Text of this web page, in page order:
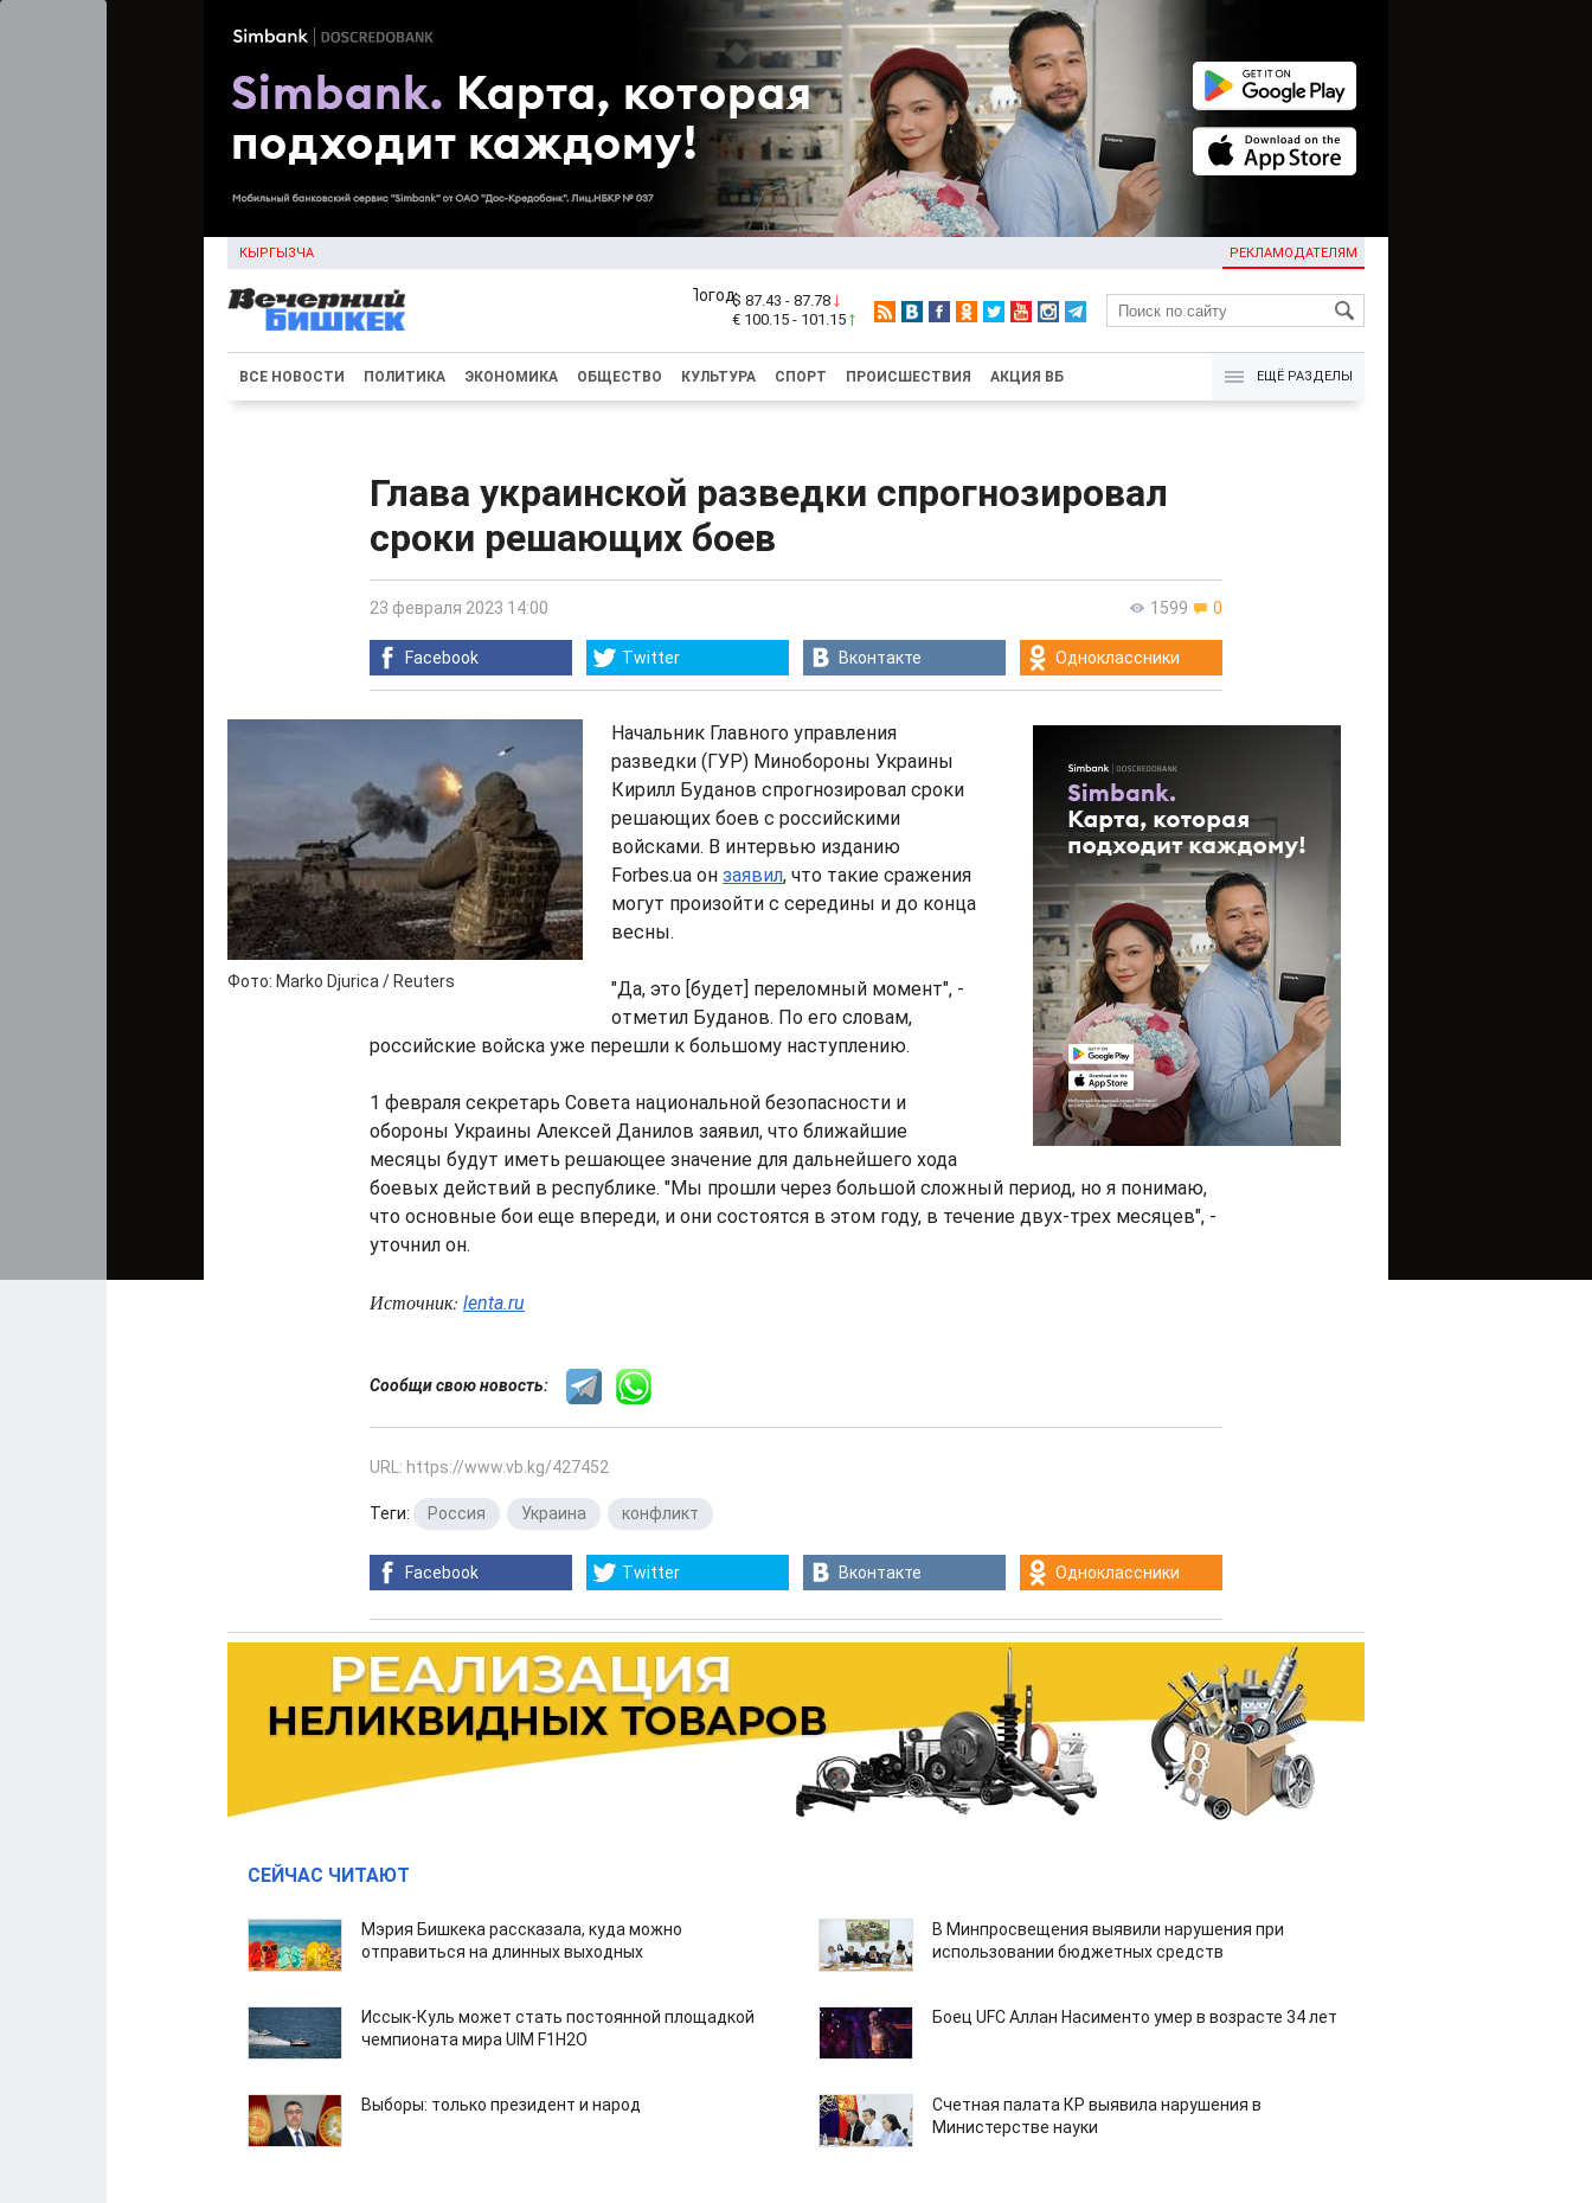
КЫРГЫЗЧА РЕКЛАМОДАТЕЛЯМ
KG
$ 87.43 - 87.78
€ 100.15 - 101.15
ВСЕ НОВОСТИ ПОЛИТИКА ЭКОНОМИКА ОБЩЕСТВО КУЛЬТУРА СПОРТ ПРОИСШЕСТВИЯ АКЦИЯ ВБ ЕЩЁ РАЗДЕЛЫ
Глава украинской разведки спрогнозировал
сроки решающих боев
1599 0
23 февраля 2023 14:00
Facebook Twitter Вконтакте Одноклассники
Фото: Marko Djurica / Reuters
Начальник Главного управления
разведки (ГУР) Минобороны Украины
Кирилл Буданов спрогнозировал сроки
решающих боев с российскими
войсками. В интервью изданию
Forbes.ua он заявил, что такие сражения
могут произойти с середины и до конца
весны.
"Да, это [будет] переломный момент", -
отметил Буданов. По его словам,
российские войска уже перешли к большому наступлению.
1 февраля секретарь Совета национальной безопасности и
обороны Украины Алексей Данилов заявил, что ближайшие
месяцы будут иметь решающее значение для дальнейшего хода
боевых действий в республике. "Мы прошли через большой сложный период, но я понимаю,
что основные бои еще впереди, и они состоятся в этом году, в течение двух-трех месяцев", -
уточнил он.
Источник: lenta.ru
Сообщи свою новость:
URL: https://www.vb.kg/427452
Теги: Россия Украина конфликт
Facebook Twitter Вконтакте Одноклассники
СЕЙЧАС ЧИТАЮТ
Мэрия Бишкека рассказала, куда можно
отправиться на длинных выходных
В Минпросвещения выявили нарушения при
использовании бюджетных средств
Иссык-Куль может стать постоянной площадкой
чемпионата мира UIM F1H2O
Боец UFC Аллан Насименто умер в возрасте 34 лет
Выборы: только президент и народ
Счетная палата КР выявила нарушения в
Министерстве науки